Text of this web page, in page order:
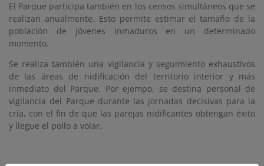
El Parque participa también en los censos simultáneos que se
realizan anualmente. Esto permite estimar el tamaño de la
población de jóvenes inmaduros en un determinado
momento.
Se realiza también una vigilancia y seguimiento exhaustivos
de las áreas de nidificación del territorio interior y más
inmediato del Parque. Por ejempo, se destina personal de
vigilancia del Parque durante las jornadas decisivas para la
cría, con el fin de que las parejas nidificantes obtengan éxito
y llegue el pollo a volar.